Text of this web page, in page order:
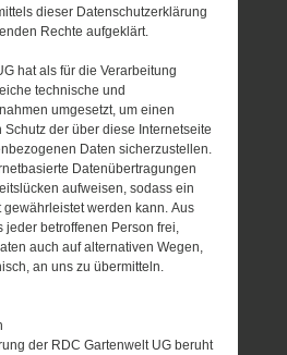
dieser Datenschutzerklärung
Rechte aufgeklärt.
hat als für die Verarbeitung
technische und
umgesetzt, um einen
der über diese Internetseite
Daten sicherzustellen.
Datenübertragungen
aufweisen, sodass ein
werden kann. Aus
jeder betroffenen Person frei,
auch auf alternativen Wegen,
an uns zu übermitteln.
der RDC Gartenwelt UG beruht